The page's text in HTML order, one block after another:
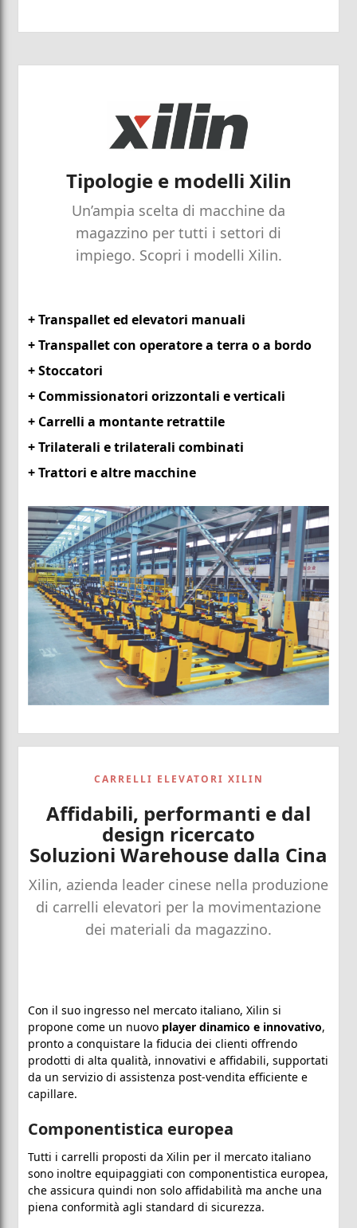
Tipologie e modelli Xilin
Un’ampia scelta di macchine da
magazzino per tutti i settori di
impiego. Scopri i modelli Xilin.
+ Transpallet ed elevatori manuali
+ Transpallet con operatore a terra o a bordo
+ Stoccatori
+ Commissionatori orizzontali e verticali
+ Carrelli a montante retrattile
+ Trilaterali e trilaterali combinati
+ Trattori e altre macchine
CARRELLI ELEVATORI XILIN
Affidabili, performanti e dal
design ricercato
Soluzioni Warehouse dalla Cina
Xilin, azienda leader cinese nella produzione
di carrelli elevatori per la movimentazione
dei materiali da magazzino.
Con il suo ingresso nel mercato italiano, Xilin si
propone come un nuovo player dinamico e innovativo,
pronto a conquistare la fiducia dei clienti offrendo
prodotti di alta qualità, innovativi e affidabili, supportati
da un servizio di assistenza post-vendita efficiente e
capillare.
Componentistica europea
Tutti i carrelli proposti da Xilin per il mercato italiano
sono inoltre equipaggiati con componentistica europea,
che assicura quindi non solo affidabilità ma anche una
piena conformità agli standard di sicurezza.